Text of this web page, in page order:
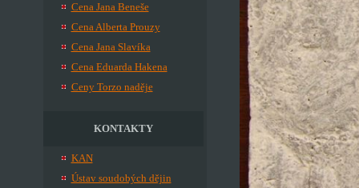
Cena Jana Beneše
Cena Alberta Prouzy
Cena Jana Slavíka
Cena Eduarda Hakena
Ceny Torzo naděje
KONTAKTY
KAN
Ústav soudobých dějin